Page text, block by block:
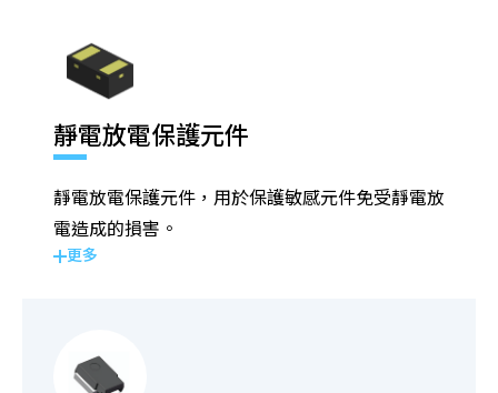
靜電放電保護元件
靜電放電保護元件，用於保護敏感元件免受靜電放
電造成的損害。
更多